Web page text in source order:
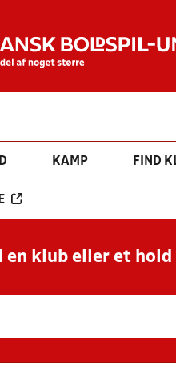
KAMP FIND
en klub eller et hold